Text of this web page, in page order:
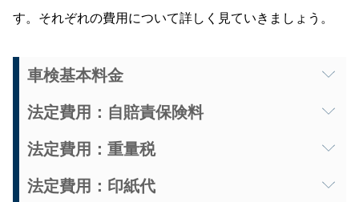
す。それぞれの費用について詳しく見ていきましょう。
車検基本料金
車検基本料金は、車検を行う整備工場やディーラー
際に行われる24ヶ月点検料/検査料/代行手数料などが
含まれています。
法定費用：自賠責保険料
自賠責保険料は、すべての車が必ず加入しなければ
険を更新する必要があります。
法定費用：重量税
重量税は、車の重量に応じて支払う税金です。
法定費用：印紙代